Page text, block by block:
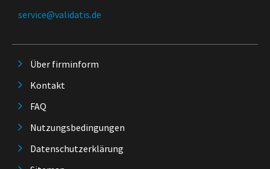
service@validatis.de
Über firminform
Kontakt
FAQ
Nutzungsbedingungen
Datenschutzerklärung